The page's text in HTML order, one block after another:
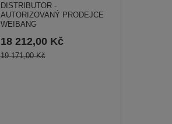
DISTRIBUTOR -
AUTORIZOVANÝ PRODEJCE
WEIBANG
18 212,00 Kč
19 171,00 Kč